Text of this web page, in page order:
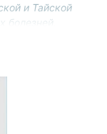
и Тайской
болезней,